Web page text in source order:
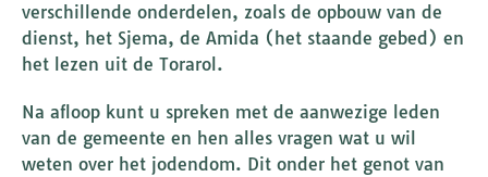
verschillende onderdelen, zoals de opbouw van de
dienst, het Sjema, de Amida (het staande gebed) en
het lezen uit de Torarol.
Na afloop kunt u spreken met de aanwezige leden
van de gemeente en hen alles vragen wat u wil
weten over het jodendom. Dit onder het genot van